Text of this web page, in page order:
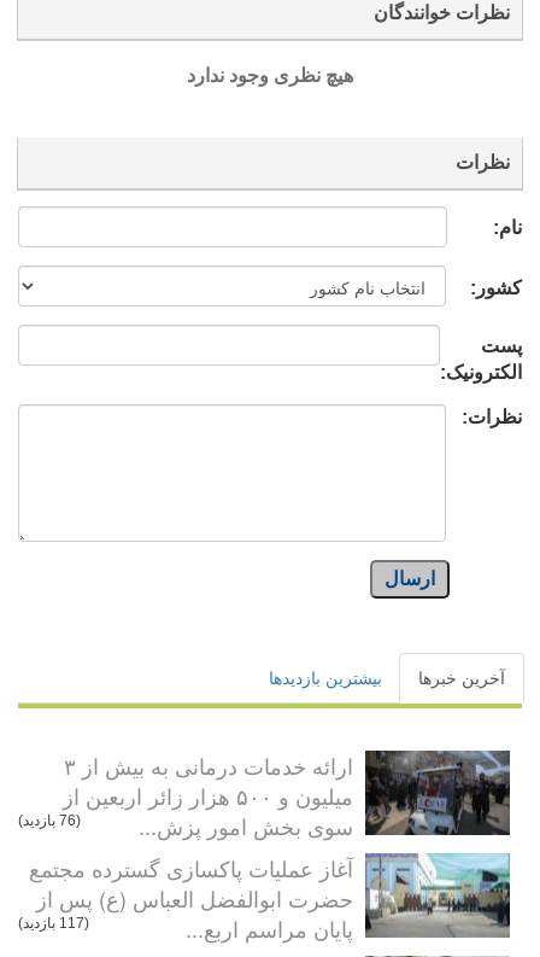
نظرات خوانندگان
هیچ نظری وجود ندارد
نظرات
نام:
کشور:
پست
الکترونیک:
نظرات:
ارسال
آخرین خبرها بیشترین بازدیدها
ارائه خدمات درمانی به بیش از ۳
میلیون و ۵۰۰ هزار زائر اربعین از
سوی بخش امور پزش...
(76 بازدید)
آغاز عملیات پاکسازی گسترده مجتمع
حضرت ابوالفضل العباس (ع) پس از
پایان مراسم اربع...
(117 بازدید)